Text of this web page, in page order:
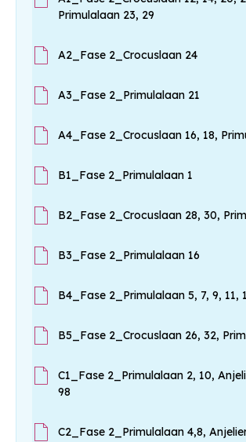
Primulalaan 23, 29
A2_Fase 2_Crocuslaan 24
A3_Fase 2_Primulalaan 21
A4_Fase 2_Crocuslaan 16, 18,
B1_Fase 2_Primulalaan 1
B2_Fase 2_Crocuslaan 28, 30,
B3_Fase 2_Primulalaan 16
B4_Fase 2_Primulalaan 5, 7, 9, 11,
B5_Fase 2_Crocuslaan 26, 32,
C1_Fase 2_Primulalaan 2, 10,
98
C2_Fase 2_Primulalaan 4,8,